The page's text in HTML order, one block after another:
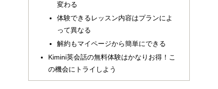
変わる
体験できるレッスン内容はプランによ
って異なる
解約もマイページから簡単にできる
Kimini英会話の無料体験はかなりお得！こ
の機会にトライしよう